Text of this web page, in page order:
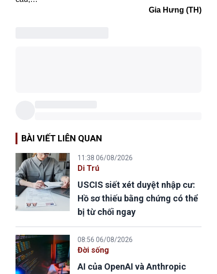
Gia Hưng (TH)
BÀI VIẾT LIÊN QUAN
11:38 06/08/2026
Di Trú
USCIS siết xét duyệt nhập cư:
Hồ sơ thiếu bằng chứng có thể
bị từ chối ngay
08:56 06/08/2026
Đời sống
AI của OpenAI và Anthropic